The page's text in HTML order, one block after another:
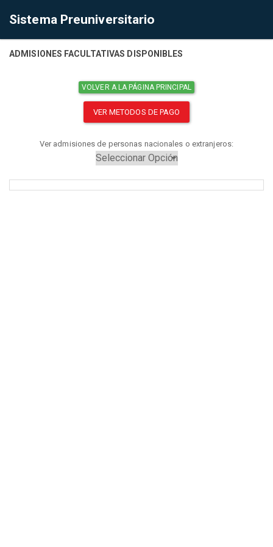
Sistema Preuniversitario
ADMISIONES FACULTATIVAS DISPONIBLES
VOLVER A LA PÁGINA PRINCIPAL
VER METODOS DE PAGO
Ver admisiones de personas nacionales o extranjeros: